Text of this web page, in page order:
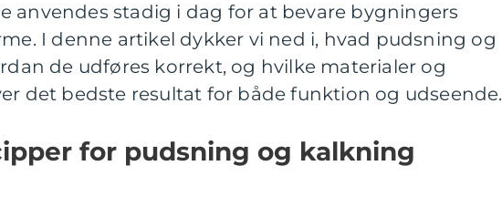
anvendes stadig i dag for at bevare bygningers
I denne artikel dykker vi ned i, hvad pudsning og
de udføres korrekt, og hvilke materialer og
det bedste resultat for både funktion og udseende.
for pudsning og kalkning